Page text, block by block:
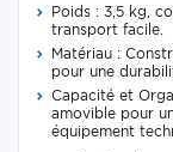
Poids : 3,5 kg,
transport facile.
Matériau :
pour une
Capacité et
amovible pour
équipement